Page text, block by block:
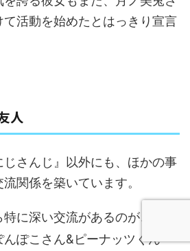
活動を始めたとはっきり宣言
人
じさんじ』以外にも、ほかの事
関係を築いています。
に深い交流があるのが、個人
んぽこさん&ピーナッツくん